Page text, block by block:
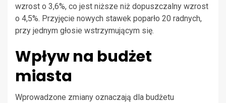
wzrost o 3,6%, co jest niższe niż dopuszczalny wzrost
o 4,5%. Przyjęcie nowych stawek poparło 20 radnych,
przy jednym głosie wstrzymującym się.
Wpływ na budżet
miasta
Wprowadzone zmiany oznaczają dla budżetu